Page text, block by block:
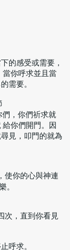
的感受或需要，
你呼求並且當
需要。
們，你們祈求就
你們開門。因
見，叩門的就為
使你的心與神連
。
次，直到你看見
呼求。